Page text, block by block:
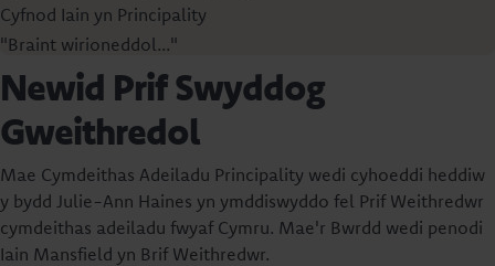
Cyfnod Iain yn Principality
"Braint wirioneddol..."
Newid Prif Swyddog
Gweithredol
Mae Cymdeithas Adeiladu Principality wedi cyhoeddi heddiw
y bydd Julie-Ann Haines yn ymddiswyddo fel Prif Weithredwr
cymdeithas adeiladu fwyaf Cymru. Mae'r Bwrdd wedi penodi
Iain Mansfield yn Brif Weithredwr.